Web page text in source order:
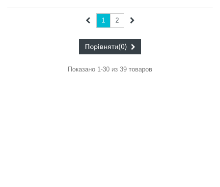
Показано 1-30 из 39 товаров
1 2
Порівняти(0)